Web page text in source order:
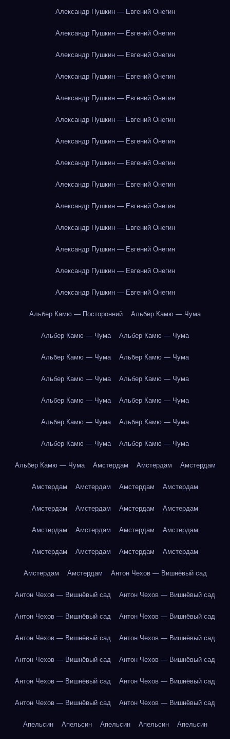
Александр Пушкин — Евгений Онегин
Александр Пушкин — Евгений Онегин
Александр Пушкин — Евгений Онегин
Александр Пушкин — Евгений Онегин
Александр Пушкин — Евгений Онегин
Александр Пушкин — Евгений Онегин
Александр Пушкин — Евгений Онегин
Александр Пушкин — Евгений Онегин
Александр Пушкин — Евгений Онегин
Александр Пушкин — Евгений Онегин
Александр Пушкин — Евгений Онегин
Александр Пушкин — Евгений Онегин
Александр Пушкин — Евгений Онегин
Александр Пушкин — Евгений Онегин
Альбер Камю — Посторонний Альбер Камю — Чума
Альбер Камю — Чума Альбер Камю — Чума
Альбер Камю — Чума Альбер Камю — Чума
Альбер Камю — Чума Альбер Камю — Чума
Альбер Камю — Чума Альбер Камю — Чума
Альбер Камю — Чума Альбер Камю — Чума
Альбер Камю — Чума Альбер Камю — Чума
Альбер Камю — Чума Амстердам Амстердам Амстердам
Амстердам Амстердам Амстердам Амстердам
Амстердам Амстердам Амстердам Амстердам
Амстердам Амстердам Амстердам Амстердам
Амстердам Амстердам Амстердам Амстердам
Амстердам Амстердам Антон Чехов — Вишнёвый сад
Антон Чехов — Вишнёвый сад Антон Чехов — Вишнёвый сад
Антон Чехов — Вишнёвый сад Антон Чехов — Вишнёвый сад
Антон Чехов — Вишнёвый сад Антон Чехов — Вишнёвый сад
Антон Чехов — Вишнёвый сад Антон Чехов — Вишнёвый сад
Антон Чехов — Вишнёвый сад Антон Чехов — Вишнёвый сад
Антон Чехов — Вишнёвый сад Антон Чехов — Вишнёвый сад
Апельсин Апельсин Апельсин Апельсин Апельсин